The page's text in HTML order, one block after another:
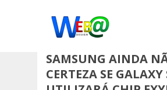
SAMSUNG AINDA
CERTEZA SE GALAXY